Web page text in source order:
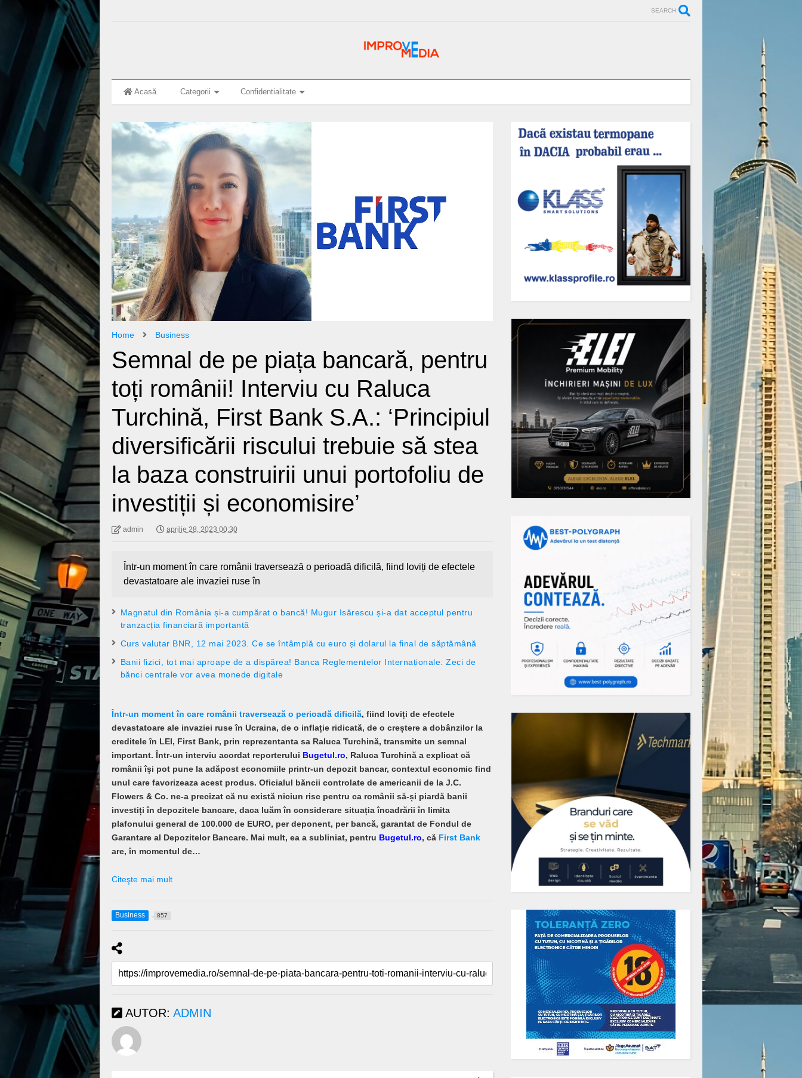
SEARCH
Acasă Categorii Confidentialitate
Home Business
Semnal de pe piața bancară, pentru
toți românii! Interviu cu Raluca
Turchină, First Bank S.A.: ‘Principiul
diversificării riscului trebuie să stea
la baza construirii unui portofoliu de
investiții și economisire’
admin aprilie 28, 2023 00:30
Într-un moment în care românii traversează o perioadă dificilă, fiind loviți de efectele
devastatoare ale invaziei ruse în
Magnatul din România și-a cumpărat o bancă! Mugur Isărescu și-a dat acceptul pentru
tranzacția financiară importantă
Curs valutar BNR, 12 mai 2023. Ce se întâmplă cu euro și dolarul la final de săptămână
Banii fizici, tot mai aproape de a dispărea! Banca Reglementelor Internaționale: Zeci de
bănci centrale vor avea monede digitale
Într-un moment în care românii traversează o perioadă dificilă, fiind loviți de efectele
devastatoare ale invaziei ruse în Ucraina, de o inflație ridicată, de o creștere a dobânzilor la
creditele în LEI, First Bank, prin reprezentanta sa Raluca Turchină, transmite un semnal
important. Într-un interviu acordat reporterului Bugetul.ro, Raluca Turchină a explicat că
românii își pot pune la adăpost economiile printr-un depozit bancar, contextul economic find
unul care favorizeaza acest produs. Oficialul băncii controlate de americanii de la J.C.
Flowers & Co. ne-a precizat că nu există niciun risc pentru ca românii să-și piardă banii
investiți în depozitele bancare, daca luăm în considerare situația încadrării în limita
plafonului general de 100.000 de EURO, per deponent, per bancă, garantat de Fondul de
Garantare al Depozitelor Bancare. Mai mult, ea a subliniat, pentru Bugetul.ro, căFirst Bank
are, în momentul de…
Citeşte mai mult
Business 857
AUTOR: ADMIN